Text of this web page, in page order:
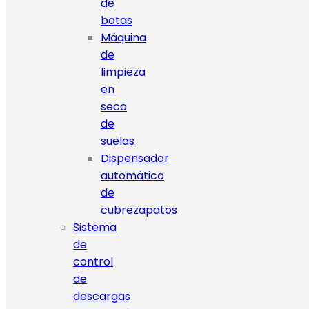
de
botas
Máquina
de
limpieza
en
seco
de
suelas
Dispensador
automático
de
cubrezapatos
Sistema
de
control
de
descargas